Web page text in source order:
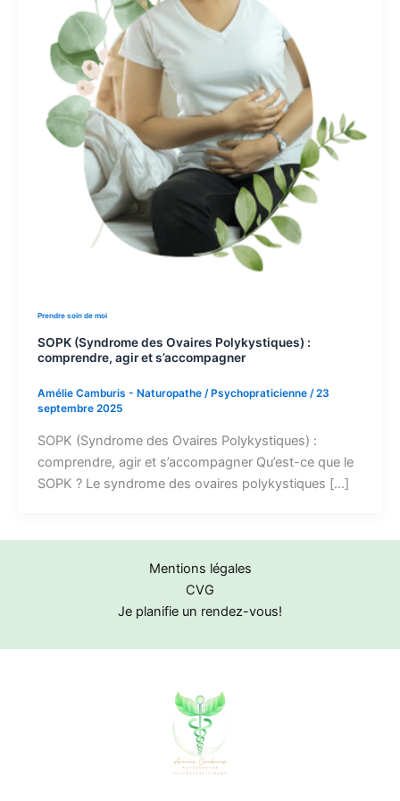
Prendre soin de moi
SOPK (Syndrome des Ovaires Polykystiques) :
comprendre, agir et s’accompagner
Amélie Camburis - Naturopathe / Psychopraticienne /23
septembre 2025
SOPK (Syndrome des Ovaires Polykystiques) :
comprendre, agir et s’accompagner Qu’est-ce que le
SOPK ? Le syndrome des ovaires polykystiques […]
Mentions légales
CVG
Je planifie un rendez-vous!